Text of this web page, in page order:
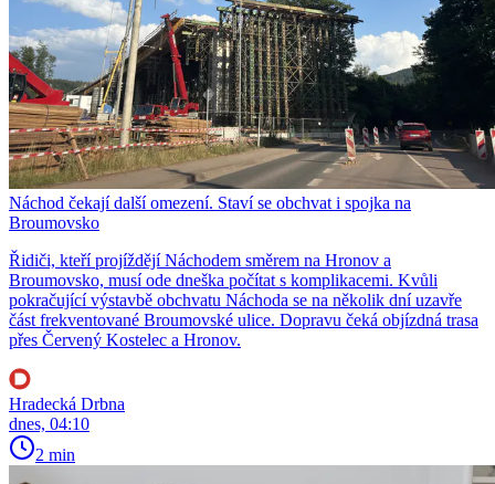
Náchod čekají další omezení. Staví se obchvat i spojka na
Broumovsko
Řidiči, kteří projíždějí Náchodem směrem na Hronov a
Broumovsko, musí ode dneška počítat s komplikacemi. Kvůli
pokračující výstavbě obchvatu Náchoda se na několik dní uzavře
část frekventované Broumovské ulice. Dopravu čeká objízdná trasa
přes Červený Kostelec a Hronov.
Hradecká Drbna
dnes, 04:10
2 min